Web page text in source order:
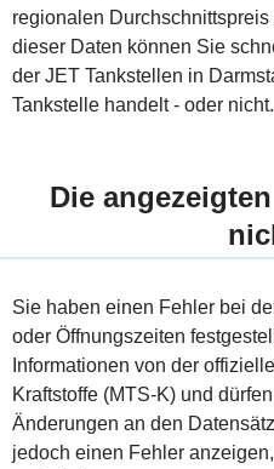
regionalen
dieser Daten können Sie
der JET Tankstellen in
Tankstelle handelt - oder nicht.
Die
Sie haben einen Fehler bei
oder Öffnungszeiten
Informationen von der
Kraftstoffe (MTS-K) und
Änderungen an den
jedoch einen Fehler